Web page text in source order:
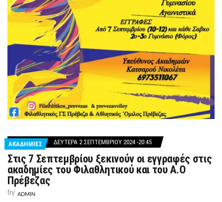
ΑΚΑΔΗΜΙΕΣ ΔΕΥΤΈΡΑ 2 ΣΕΠΤΕΜΒΡΊΟΥ 2024 -20:45
Στις 7 Σεπτεμβρίου ξεκινούν οι εγγραφές στις
ακαδημίες του Φιλαθλητικού και του Α.Ο
Πρέβεζας
by ADMIN